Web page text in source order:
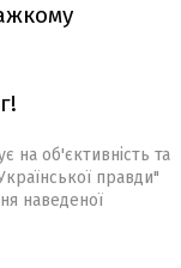
на об'єктивність та
правди"
наведеної